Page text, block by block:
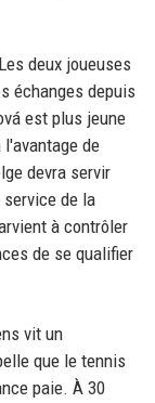
deux joueuses
échanges depuis
est plus jeune
de
devra servir
de la
à contrôler
de se qualifier
vit un
que le tennis
paie. À 30